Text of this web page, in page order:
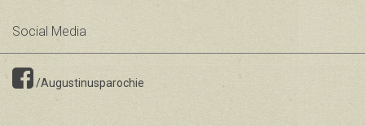
Social Media
/Augustinusparochie